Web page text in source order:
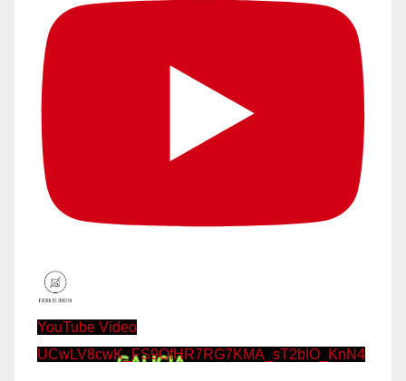
YouTube Video
UCwLV8cwK_FS9OfHR7RG7KMA_sT2bIO_KnN4